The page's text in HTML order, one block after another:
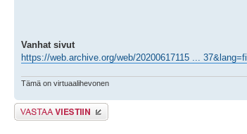
Vanhat sivut
https://web.archive.org/web/20200617115 ... 37&lang=fi
Tämä on virtuaalihevonen
Lähetä vastaus